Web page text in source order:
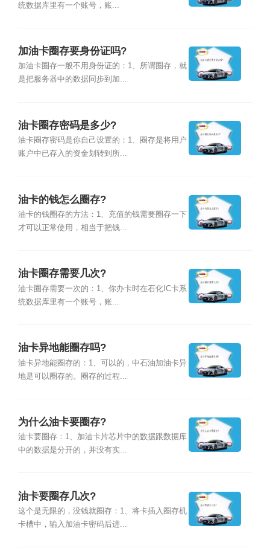
统数据库里有一个账号，账...
加油卡圈存要身份证吗?
加油卡圈存一般不用身份证的：1、所谓圈存，就
是把服务器中的数据同步到加...
油卡圈存密码是多少?
油卡圈存密码是你自己设置的：1、圈存是将用户
账户中已存入的资金划转到所...
油卡的钱怎么圈存?
油卡的钱圈存的方法：1、充值的钱需要圈存一下
才可以正常使用，相当于把钱...
油卡圈存需要几次?
油卡圈存需要一次的：1、你办卡时在石化IC卡系
统数据库里有一个账号，账...
油卡异地能圈存吗?
油卡异地能圈存的：1、可以的，中石油加油卡异
地是可以圈存的。圈存的过程...
为什么油卡要圈存?
油卡要圈存：1、加油卡片芯片中的数据跟数据库
中的数据是分开的，并没有实...
油卡要圈存几次?
这个是无限的，没钱就圈存：1、将卡插入圈存机
卡槽中，输入加油卡密码后进...